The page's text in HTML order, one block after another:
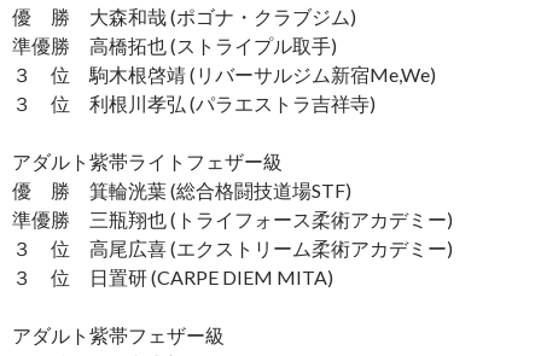
優 勝 大森和哉 (ポゴナ・クラブジム)
準優勝 高橋拓也 (ストライプル取手)
３ 位 駒木根啓靖 (リバーサルジム新宿Me,We)
３ 位 利根川孝弘 (パラエストラ吉祥寺)
アダルト紫帯ライトフェザー級
優 勝 箕輪洸葉 (総合格闘技道場STF)
準優勝 三瓶翔也 (トライフォース柔術アカデミー)
３ 位 高尾広喜 (エクストリーム柔術アカデミー)
３ 位 日置研 (CARPE DIEM MITA)
アダルト紫帯フェザー級